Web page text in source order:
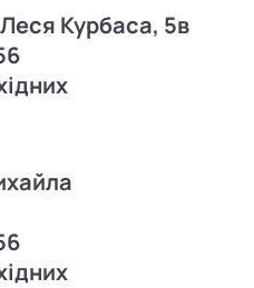
Курбаса, 5в